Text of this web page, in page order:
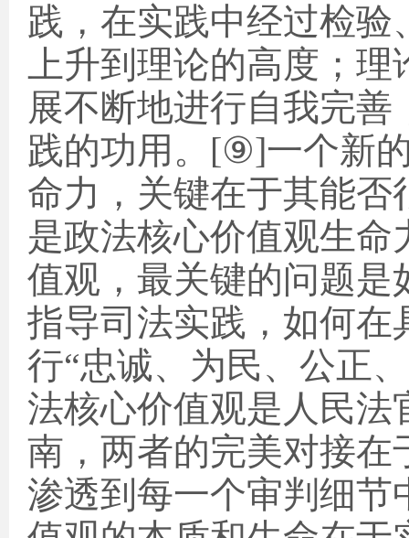
践，在实践中经过检
上升到理论的高度；理
展不断地进行自我完
践的功用。 [⑨]一个新
命力，关键在于其能
是政法核心价值观生
值观，最关键的问题是
指导司法实践，如何在
行“忠诚、为民、公正
法核心价值观是人民
南，两者的完美对接在
渗透到每一个审判细节